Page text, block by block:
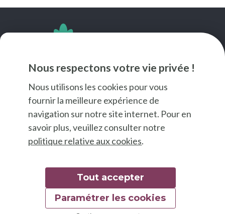
Nous respectons votre vie privée !
Nous utilisons les cookies pour vous
fournir la meilleure expérience de
navigation sur notre site internet. Pour en
savoir plus, veuillez consulter notre
politique relative aux cookies.
Tout accepter
Paramétrer les cookies
© 2026 Good Food